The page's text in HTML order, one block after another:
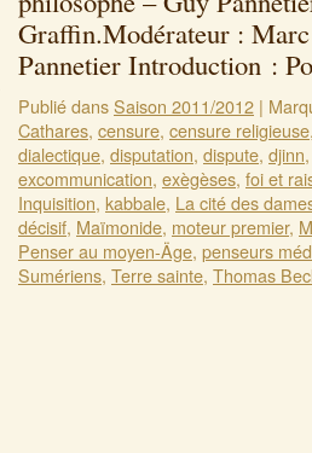
Graffin.Modérateur :
Pannetier Introduction :
Publié dansSaison 2011/2012 |
Cathares, censure, censure religieuse
dialectique, disputation, dispute, djinn
excommunication, exègèses, foi et
Inquisition, kabbale, La cité des
décisif, Maïmonide, moteur premier,
Penser au moyen-Äge, penseurs
Sumériens, Terre sainte, Thomas